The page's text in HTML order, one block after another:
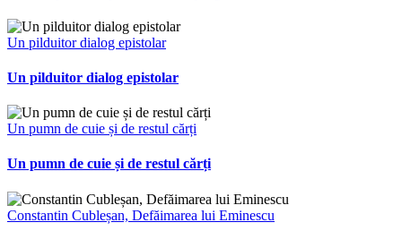
Un pilduitor dialog epistolar
Un pilduitor dialog epistolar
Un pumn de cuie și de restul cărți
Un pumn de cuie și de restul cărți
Constantin Cubleșan, Defăimarea lui Eminescu